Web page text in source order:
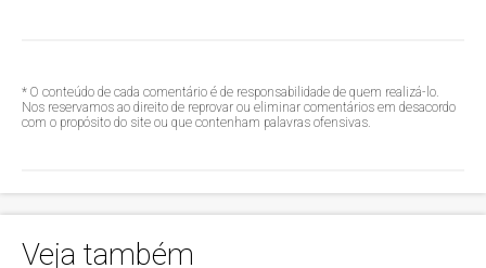
* O conteúdo de cada comentário é de responsabilidade de quem realizá-lo.
Nos reservamos ao direito de reprovar ou eliminar comentários em desacordo
com o propósito do site ou que contenham palavras ofensivas.
Veja também